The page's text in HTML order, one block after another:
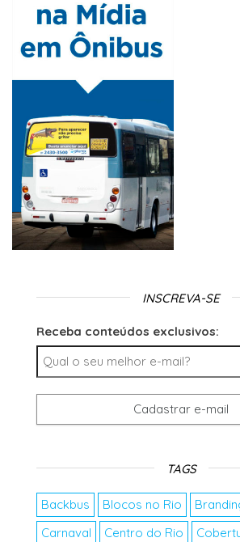
INSCREVA-SE
Receba conteúdos exclusivos:
TAGS
Backbus Blocos no Rio
Carnaval
Centro do Rio